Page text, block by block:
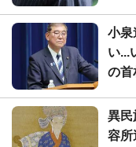
小泉
い...
の首
異民
容所